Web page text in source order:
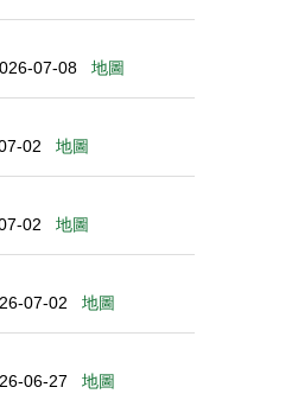
07-08 地圖
02 地圖
02 地圖
07-02 地圖
06-27 地圖